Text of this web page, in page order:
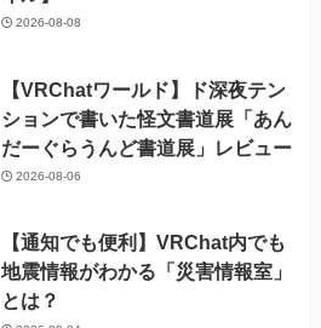
2026-08-08
【VRChatワールド】ド深夜テン
ションで書いた怪文書道展「あん
だーぐらうんど書道展」レビュー
2026-08-06
【通知でも便利】VRChat内でも
地震情報がわかる「災害情報室」
とは？